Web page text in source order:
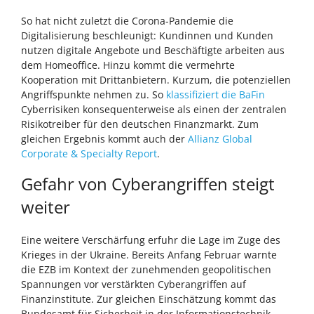
So hat nicht zuletzt die Corona-Pandemie die
Digitalisierung beschleunigt: Kundinnen und Kunden
nutzen digitale Angebote und Beschäftigte arbeiten aus
dem Homeoffice. Hinzu kommt die vermehrte
Kooperation mit Drittanbietern. Kurzum, die potenziellen
Angriffspunkte nehmen zu. So klassifiziert die BaFin
Cyberrisiken konsequenterweise als einen der zentralen
Risikotreiber für den deutschen Finanzmarkt. Zum
gleichen Ergebnis kommt auch der Allianz Global
Corporate & Specialty Report.
Gefahr von Cyberangriffen steigt
weiter
Eine weitere Verschärfung erfuhr die Lage im Zuge des
Krieges in der Ukraine. Bereits Anfang Februar warnte
die EZB im Kontext der zunehmenden geopolitischen
Spannungen vor verstärkten Cyberangriffen auf
Finanzinstitute. Zur gleichen Einschätzung kommt das